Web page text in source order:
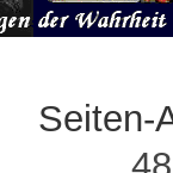
Seiten-